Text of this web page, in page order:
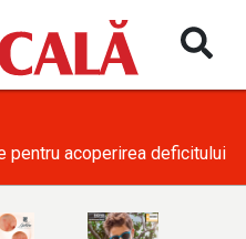
pentru acoperirea deficitului